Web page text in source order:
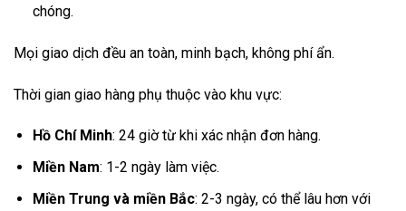
chóng.
Mọi giao dịch đều an toàn, minh bạch, không phí ẩn.
Thời gian giao hàng phụ thuộc vào khu vực:
Hồ Chí Minh: 24 giờ từ khi xác nhận đơn hàng.
Miền Nam: 1-2 ngày làm việc.
Miền Trung và miền Bắc: 2-3 ngày, có thể lâu hơn với